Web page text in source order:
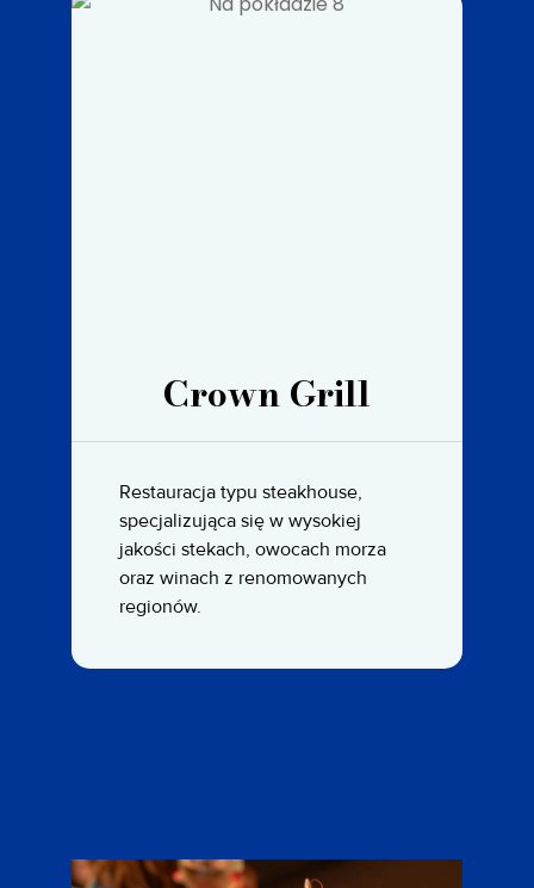
Crown Grill
Restauracja typu steakhouse,
specjalizująca się w wysokiej
jakości stekach, owocach morza
oraz winach z renomowanych
regionów.